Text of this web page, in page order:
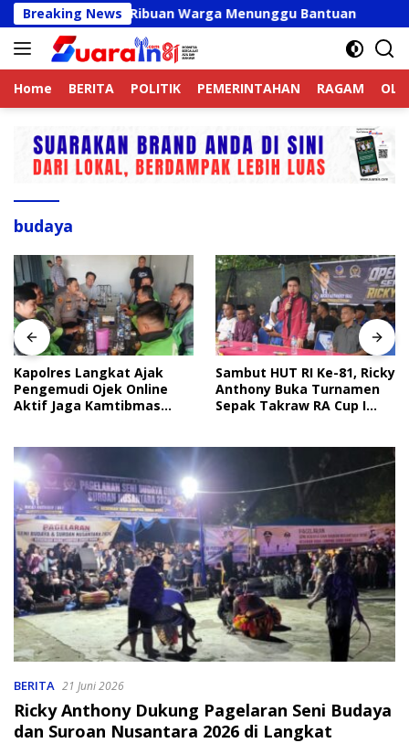
Langsung
ke
konten
Breaking News
Valid, Ribuan Warga Menunggu Bantuan
Home BERITA POLITIK PEMERINTAHAN RAGAM
budaya
Kapolres Langkat Ajak
Pengemudi Ojek Online
Aktif Jaga Kamtibmas
Sambut HUT RI Ke-81, Ricky
Anthony Buka Turnamen
Sepak Takraw RA Cup I
BERITA 21 Juni 2026
Ricky Anthony Dukung Pagelaran Seni Budaya
dan Suroan Nusantara 2026 di Langkat